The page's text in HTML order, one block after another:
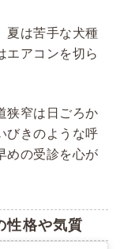
夏は苦手な犬種
エアコンを切ら
狭窄は日ごろか
びきのような呼
めの受診を心が
性格や気質